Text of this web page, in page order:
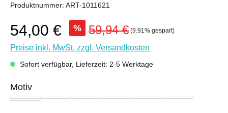
Produktnummer: ART-1011621
54,00 € % 59,94 € (9.91% gespart)
Preise inkl. MwSt. zzgl. Versandkosten
Sofort verfügbar, Lieferzeit: 2-5 Werktage
Motivauswählen
Dom